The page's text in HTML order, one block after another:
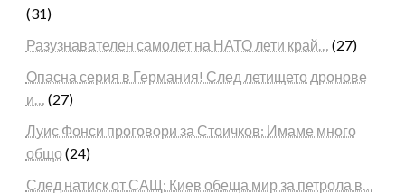
(31)
Разузнавателен самолет на НАТО лети край… (27)
Опасна серия в Германия! След летището дронове
и… (27)
Луис Фонси проговори за Стоичков: Имаме много
общо (24)
След натиск от САЩ: Киев обеща мир за петрола в…